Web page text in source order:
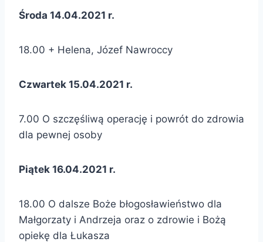
Środa 14.04.2021 r.
18.00 + Helena, Józef Nawroccy
Czwartek 15.04.2021 r.
7.00 O szczęśliwą operację i powrót do zdrowia
dla pewnej osoby
Piątek 16.04.2021 r.
18.00 O dalsze Boże błogosławieństwo dla
Małgorzaty i Andrzeja oraz o zdrowie i Bożą
opiekę dla Łukasza